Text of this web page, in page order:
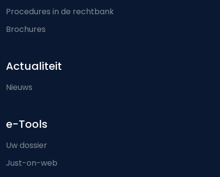
Procedures in de rechtbank
Brochures
Actualiteit
Nieuws
e-Tools
Uw dossier
Just-on-web